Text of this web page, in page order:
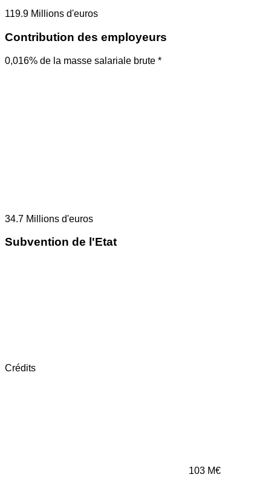
119.9 Millions d'euros
Contribution des employeurs
0,016% de la masse salariale brute *
34.7 Millions d'euros
Subvention de l'Etat
Crédits
103 M€